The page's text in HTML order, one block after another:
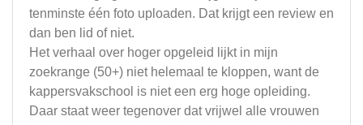
tenminste één foto uploaden. Dat krijgt een review en
dan ben lid of niet.
Het verhaal over hoger opgeleid lijkt in mijn
zoekrange (50+) niet helemaal te kloppen, want de
kappersvakschool is niet een erg hoge opleiding.
Daar staat weer tegenover dat vrijwel alle vrouwen